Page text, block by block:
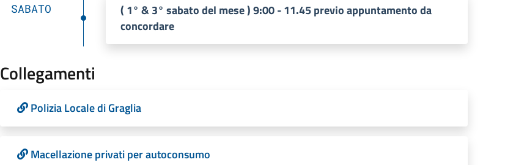
SABATO
( 1° & 3° sabato del mese ) 9:00 - 11.45 previo appuntamento da
concordare
Collegamenti
Polizia Locale di Graglia
Macellazione privati per autoconsumo